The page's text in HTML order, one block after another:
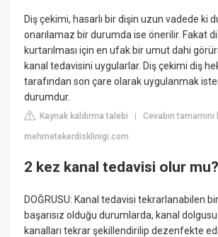
Diş çekimi, hasarlı bir dişin uzun vadede ki
onarılamaz bir durumda ise önerilir. Fakat
kurtarılması için en ufak bir umut dahi
kanal tedavisini uygularlar. Diş çekimi diş
tarafından son çare olarak uygulanmak
durumdur.
Kaynak kaldırma talebi |Cevabın
mehmetekerdisklinigi.com
2 kez kanal tedavisi olur mu?
DOĞRUSU: Kanal tedavisi tekrarlanabilen
başarısız olduğu durumlarda, kanal dolgusu
kanalları tekrar şekillendirilip dezenfekte